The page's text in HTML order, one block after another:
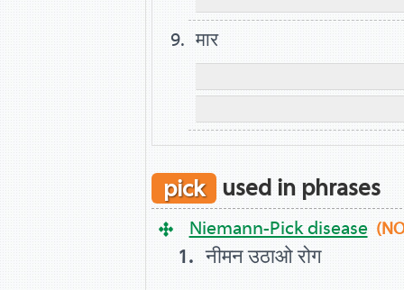
मार
pick used in phrases
Niemann-Pick disease
नीमन उठाओ रोग